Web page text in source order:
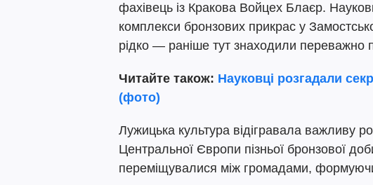
фахівець із Кракова Войцех Блаєр.
комплекси бронзових прикрас у
рідко — раніше тут знаходили переважно
Читайте також: Науковці розгадали
(фото)
Лужицька культура відігравала важливу
Центральної Європи пізньої бронзової
переміщувалися між громадами,